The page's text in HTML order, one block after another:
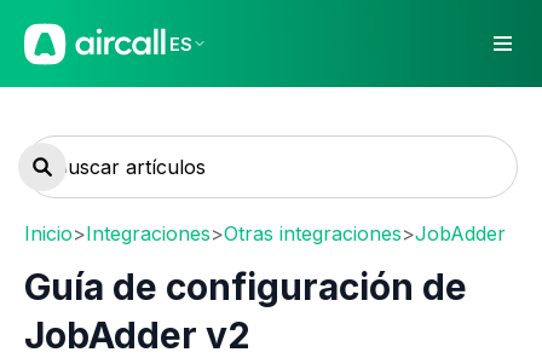
ES
Inicio>Integraciones>Otras integraciones>JobAdder
Guía de configuración de
JobAdder v2